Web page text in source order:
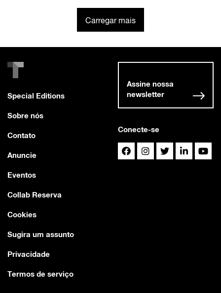
Carregar mais
Special Editions
Sobre nós
Contato
Anuncie
Eventos
Collab Reserva
Cookies
Sugira um assunto
Privacidade
Termos de serviço
Conecte-se
Assine nossa
newsletter